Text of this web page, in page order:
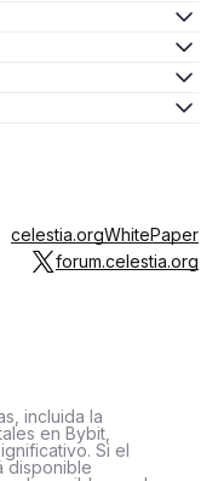
celestia.orgWhitePaper
forum.celestia.org
incluida la
en Bybit,
Si el
disponible